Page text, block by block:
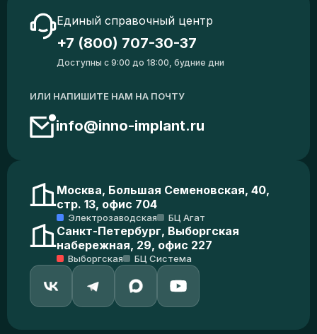
Единый справочный центр
+7 (800) 707-30-37
Доступны с 9:00 до 18:00, будние дни
ИЛИ НАПИШИТЕ НАМ НА ПОЧТУ
info@inno-implant.ru
Москва, Большая Семеновская, 40,
стр. 13, офис 704
Электрозаводская БЦ Агат
Санкт-Петербург, Выборгская
набережная, 29, офис 227
Выборгская БЦ Система